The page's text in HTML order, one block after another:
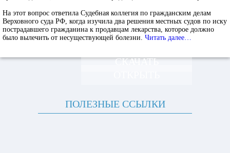
На этот вопрос ответила Судебная коллегия по гражданским делам
Верховного суда РФ, когда изучила два решения местных судов по иску
пострадавшего гражданина к продавцам лекарства, которое должно
было вылечить от несуществующей болезни. Читать далее…
СКАЧАТЬ
ПОЛЕЗНЫЕ ССЫЛКИ